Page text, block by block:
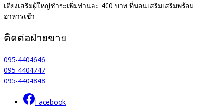
เตียงเสริมผู้ใหญ่ชำระเพิ่มท่านละ 400 บาท ที่นอนเสริมเสริมพร้อม
อาหารเช้า
ติดต่อฝ่ายขาย
095-4404646
095-4404747
095-4404848
Facebook